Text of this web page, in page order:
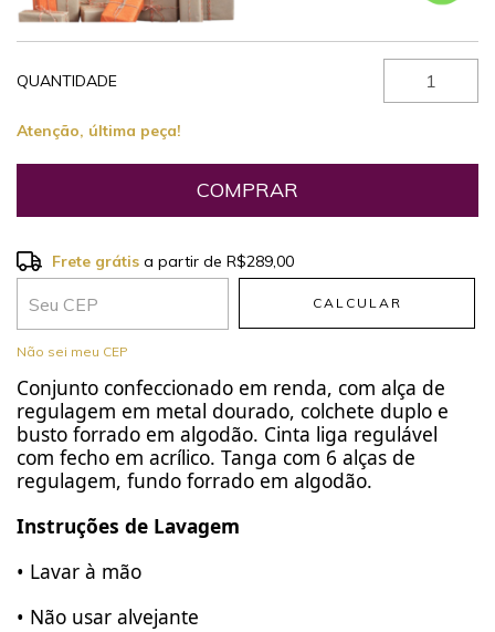
QUANTIDADE
Atenção, última peça!
Frete grátis R$289,00
Entregas para o CEP:
Frete grátis a partir deR$289,00
CALCULAR
Não sei meu CEP
Conjunto confeccionado em renda, com alça de
regulagem em metal dourado, colchete duplo e
busto forrado em algodão. Cinta liga regulável
com fecho em acrílico. Tanga com 6 alças de
regulagem, fundo forrado em algodão.
Instruções de Lavagem
• Lavar à mão
• Não usar alvejante